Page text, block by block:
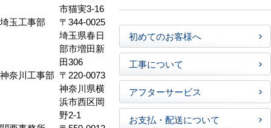
市猫実3-16
埼玉工事部
〒344-0025
埼玉県春日
部市増田新
田306
神奈川工事部 〒220-0073
神奈川県横
浜市西区岡
野2-1
初めてのお客様へ
工事について
アフターサービス
お支払・配送について